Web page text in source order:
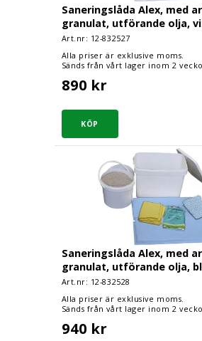
Saneringslåda Alex, med
granulat, utförande olja,
Art.nr: 12-832527
Alla priser är exklusive moms.
Sänds från vårt lager inom 2
890 kr
Saneringslåda Alex,
Saneringslåda Alex, med
granulat, utförande olja,
Art.nr: 12-832528
Alla priser är exklusive moms.
Sänds från vårt lager inom 2
940 kr